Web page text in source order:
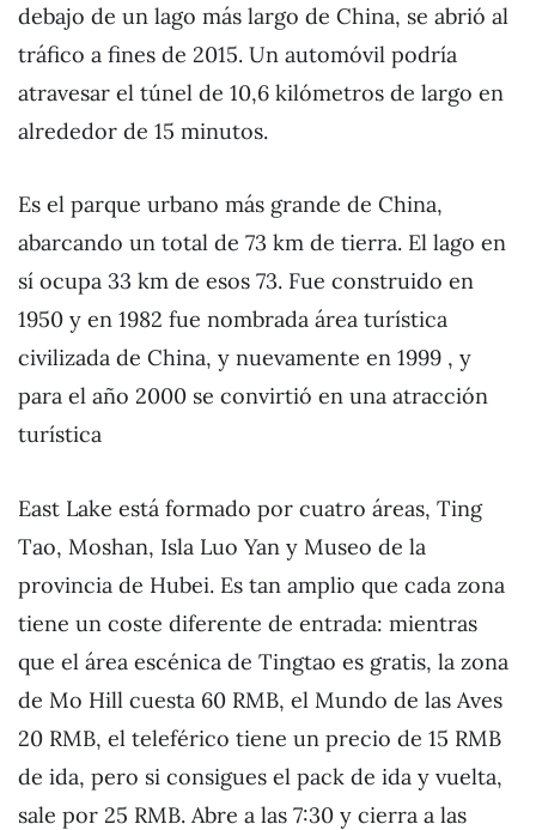
debajo de un lago más largo de China, se abrió al
tráfico a fines de 2015. Un automóvil podría
atravesar el túnel de 10,6 kilómetros de largo en
alrededor de 15 minutos.
Es el parque urbano más grande de China,
abarcando un total de 73 km de tierra. El lago en
sí ocupa 33 km de esos 73. Fue construido en
1950 y en 1982 fue nombrada área turística
civilizada de China, y nuevamente en 1999 , y
para el año 2000 se convirtió en una atracción
turística
East Lake está formado por cuatro áreas, Ting
Tao, Moshan, Isla Luo Yan y Museo de la
provincia de Hubei. Es tan amplio que cada zona
tiene un coste diferente de entrada: mientras
que el área escénica de Tingtao es gratis, la zona
de Mo Hill cuesta 60 RMB, el Mundo de las Aves
20 RMB, el teleférico tiene un precio de 15 RMB
de ida, pero si consigues el pack de ida y vuelta,
sale por 25 RMB. Abre a las 7:30 y cierra a las